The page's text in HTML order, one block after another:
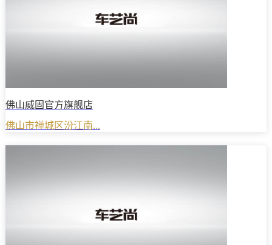
佛山威固官方旗舰店
佛山市禅城区汾江南...